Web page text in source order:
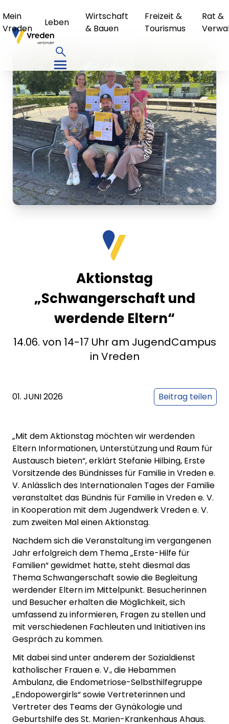
Mein
Vreden
Leben
Wirtschaft
& Bauen
Freizeit &
Tourismus
Rat &
Aktionstag
„Schwangerschaft und
werdende Eltern“
14.06. von 14-17 Uhr am JugendCampus
in Vreden
01. JUNI 2026 Beitrag teilen
„Mit dem Aktionstag möchten wir werdenden
Eltern Informationen, Unterstützung und Raum für
Austausch bieten“, erklärt Stefanie Hilbing, Erste
Vorsitzende des Bündnisses für Familie in Vreden e.
V. Anlässlich des Internationalen Tages der Familie
veranstaltet das Bündnis für Familie in Vreden e. V.
in Kooperation mit dem Jugendwerk Vreden e. V.
zum zweiten Mal einen Aktionstag.
Nachdem sich die Veranstaltung im vergangenen
Jahr erfolgreich dem Thema „Erste-Hilfe für
Familien“ gewidmet hatte, steht diesmal das
Thema Schwangerschaft sowie die Begleitung
werdender Eltern im Mittelpunkt. Besucherinnen
und Besucher erhalten die Möglichkeit, sich
umfassend zu informieren, Fragen zu stellen und
mit verschiedenen Fachleuten und Initiativen ins
Gespräch zu kommen.
Mit dabei sind unter anderem der Sozialdienst
katholischer Frauen e. V., die Hebammen
Ambulanz, die Endometriose-Selbsthilfegruppe
„Endopowergirls“ sowie Vertreterinnen und
Vertreter des Teams der Gynäkologie und
Geburtshilfe des St. Marien-Krankenhaus Ahaus.